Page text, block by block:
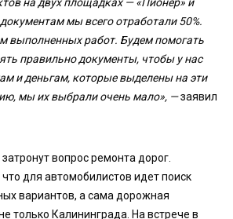
на двух площадках — «Пионер» и
мы всего отработали 50%.
выполненных работ. Будем помогать
правильно документы, чтобы у нас
и деньгам, которые выделены на эти
мы их выбрали очень мало», —заявил
вопрос ремонта дорог.
для автомобилистов идет поиск
вариантов, а сама дорожная
только Калининграда. На встрече в